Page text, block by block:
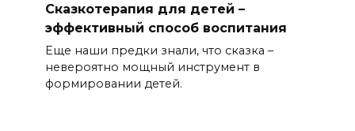
Сказкотерапия для детей –
эффективный способ воспитания
Еще наши предки знали, что сказка –
невероятно мощный инструмент в
формировании детей.